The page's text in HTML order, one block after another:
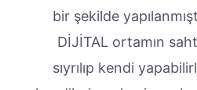
bir şekilde
DİJİTAL ortamın
sıyrılıp kendi